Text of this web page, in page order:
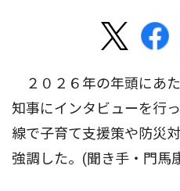
２０２６年の年頭にあ
知事にインタビューを行
線で子育て支援策や防災
強調した。(聞き手・門馬